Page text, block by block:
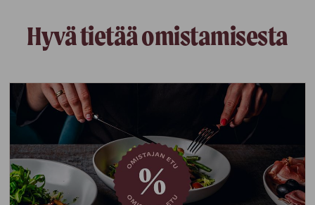
Hyvä tietää omistamisesta